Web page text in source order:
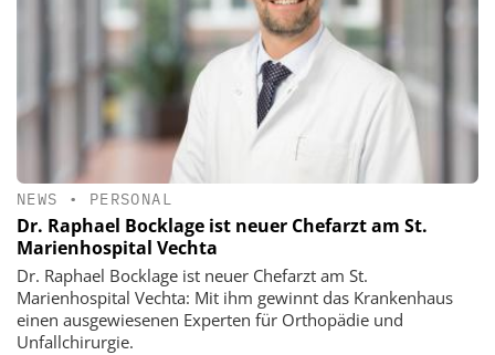
NEWS • PERSONAL
Dr. Raphael Bocklage ist neuer Chefarzt am St.
Marienhospital Vechta
Dr. Raphael Bocklage ist neuer Chefarzt am St.
Marienhospital Vechta: Mit ihm gewinnt das Krankenhaus
einen ausgewiesenen Experten für Orthopädie und
Unfallchirurgie.